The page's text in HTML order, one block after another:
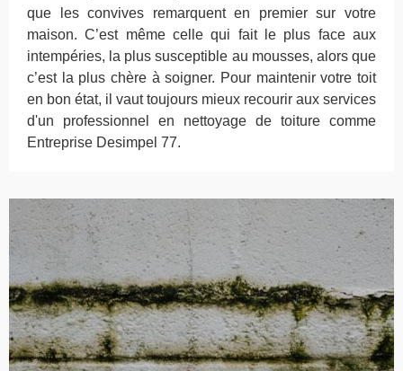
que les convives remarquent en premier sur votre
maison. C’est même celle qui fait le plus face aux
intempéries, la plus susceptible au mousses, alors que
c’est la plus chère à soigner. Pour maintenir votre toit
en bon état, il vaut toujours mieux recourir aux services
d'un professionnel en nettoyage de toiture comme
Entreprise Desimpel 77.